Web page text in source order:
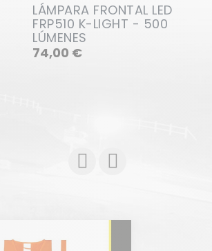
LÁMPARA FRONTAL LED
FRP510 K-LIGHT - 500
LÚMENES
74,00 €Precio